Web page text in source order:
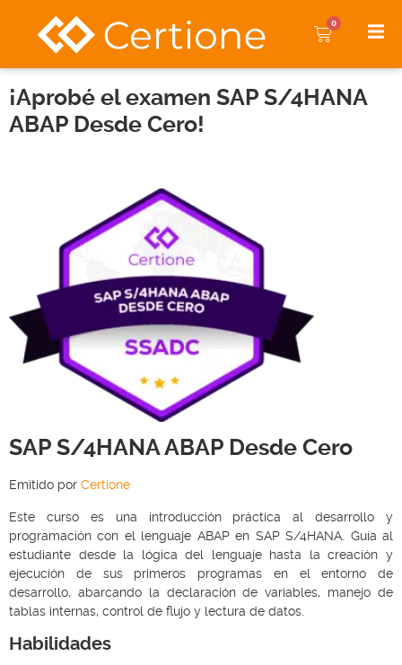
0
¡Aprobé el examen SAP S/4HANA
ABAP Desde Cero!
SAP S/4HANA ABAP Desde Cero
Emitido por Certione
Este curso es una introducción práctica al desarrollo y
programación con el lenguaje ABAP en SAP S/4HANA. Guía al
estudiante desde la lógica del lenguaje hasta la creación y
ejecución de sus primeros programas en el entorno de
desarrollo, abarcando la declaración de variables, manejo de
tablas internas, control de flujo y lectura de datos.
Habilidades